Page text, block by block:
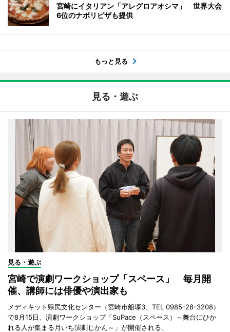
宮崎にイタリアン「アレグロアオシマ」 世界大会
6位のナポリピザも提供
もっと見る
見る・遊ぶ
見る・遊ぶ
宮崎で演劇ワークショップ「スペース」 毎月開
催、講師には俳優や演出家も
メディキット県民文化センター（宮崎市船塚3、TEL 0985-28-3208）
で8月15日、演劇ワークショップ「SuPace（スペース）～舞台にひか
れる人が集まる月いち演劇じかん～」が開催される。